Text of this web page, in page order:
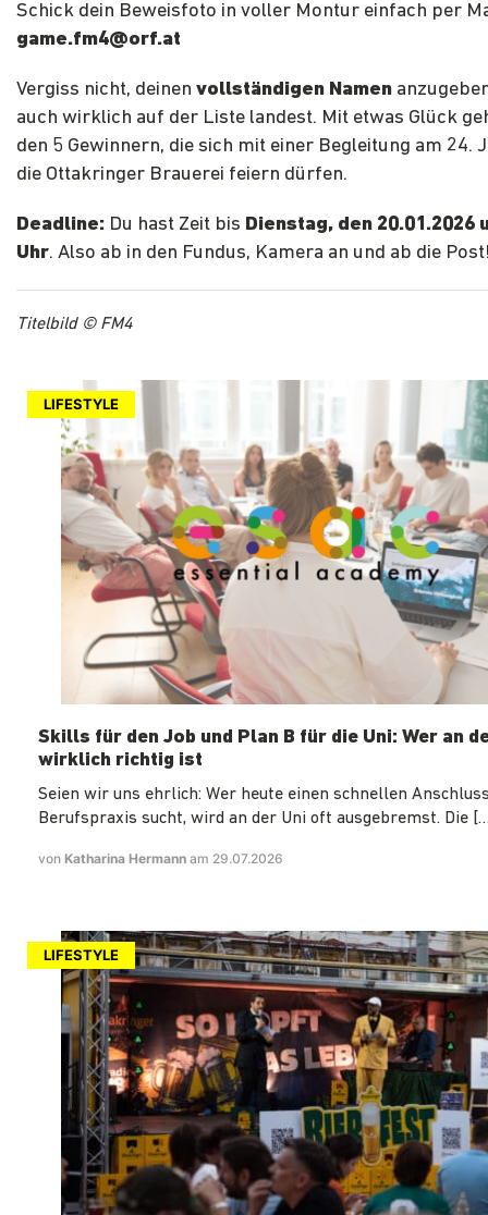
Schick dein Beweisfoto in voller Montur einfach per
game.fm4@orf.at
Vergiss nicht, deinen vollständigen Namen
auch wirklich auf der Liste landest. Mit etwas Glück
den 5 Gewinnern, die sich mit einer Begleitung am 24.
die Ottakringer Brauerei feiern dürfen.
Deadline: Du hast Zeit bis Dienstag, den 20.01.2026
Uhr. Also ab in den Fundus, Kamera an und ab die
Titelbild © FM4
LIFESTYLE
Skills für den Job und Plan B für die Uni: Wer an
wirklich richtig ist
Seien wir uns ehrlich: Wer heute einen schnellen
Berufspraxis sucht, wird an der Uni oft ausgebremst. Die
von Katharina Hermann am 29.07.2026
LIFESTYLE